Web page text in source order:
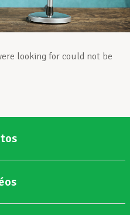
looking for could not be